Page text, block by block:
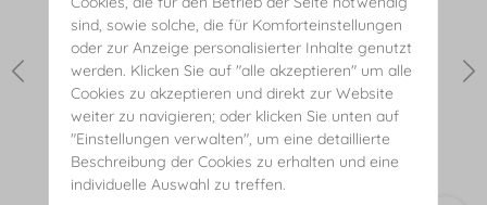
sind, sowie solche, die für Komforteinstellungen
oder zur Anzeige personalisierter Inhalte genutzt
werden. Klicken Sie auf "alle akzeptieren" um alle
Cookies zu akzeptieren und direkt zur Website
weiter zu navigieren; oder klicken Sie unten auf
"Einstellungen verwalten", um eine detaillierte
Beschreibung der Cookies zu erhalten und eine
individuelle Auswahl zu treffen.